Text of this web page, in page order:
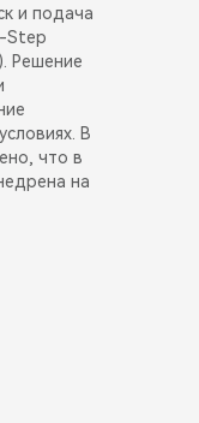
и подача
Step
Решение
В
что в
на